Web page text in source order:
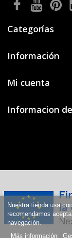
Nuestra tienda usa
recomendamos
navegación.
Más información
Categorías
Información
Mi cuenta
Informacion